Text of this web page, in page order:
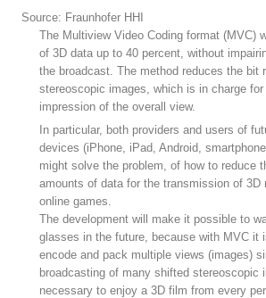
Source: Fraunhofer HHI
The Multiview Video Coding format (MVC)
of 3D data up to 40 percent, without
the broadcast. The method reduces the bit
stereoscopic images, which is in charge for
impression of the overall view.
In particular, both providers and users of
devices (iPhone, iPad, Android,
might solve the problem, of how to reduce
amounts of data for the transmission of 3D
online games.
The development will make it possible to
glasses in the future, because with MVC it
encode and pack multiple views (images)
broadcasting of many shifted stereoscopic
necessary to enjoy a 3D film from every